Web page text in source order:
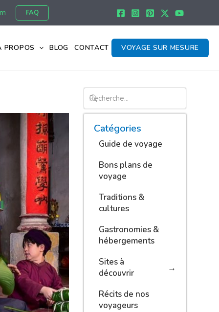
FAQ
PROPOS BLOG CONTACT VOYAGE SUR MESURE
Catégories
Guide de voyage
Bons plans de
voyage
Traditions &
cultures
Gastronomies &
hébergements
Sites à
découvrir
Récits de nos
voyageurs